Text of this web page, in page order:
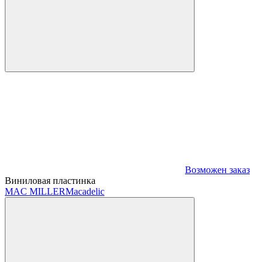
Возможен заказ
Виниловая пластинка
MAC MILLERMacadelic